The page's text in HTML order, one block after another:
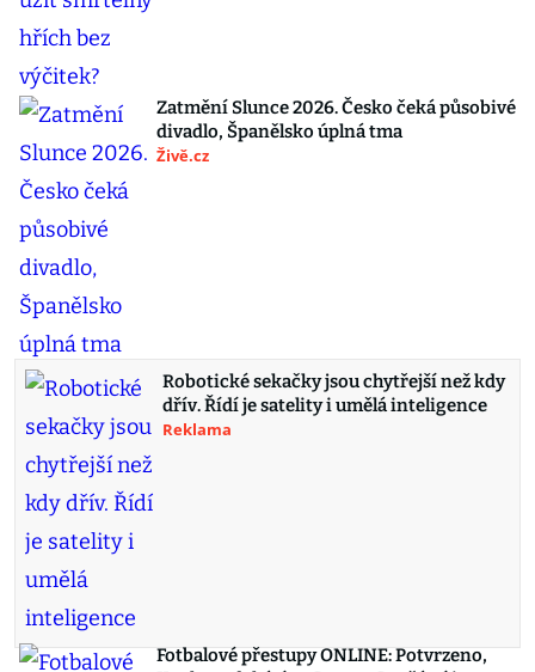
Zatmění Slunce 2026. Česko čeká působivé
divadlo, Španělsko úplná tma
Živě.cz
Robotické sekačky jsou chytřejší než kdy
dřív. Řídí je satelity i umělá inteligence
Reklama
Fotbalové přestupy ONLINE: Potvrzeno,